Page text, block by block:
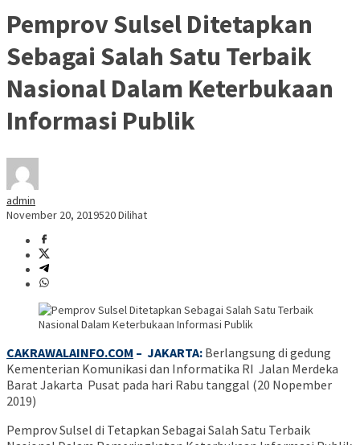
Pemprov Sulsel Ditetapkan
Sebagai Salah Satu Terbaik
Nasional Dalam Keterbukaan
Informasi Publik
admin
November 20, 2019520 Dilihat
CAKRAWALAINFO.COM – JAKARTA: Berlangsung di gedung
Kementerian Komunikasi dan Informatika RI Jalan Merdeka
Barat Jakarta Pusat pada hari Rabu tanggal (20 Nopember
2019)
Pemprov Sulsel di Tetapkan Sebagai Salah Satu Terbaik